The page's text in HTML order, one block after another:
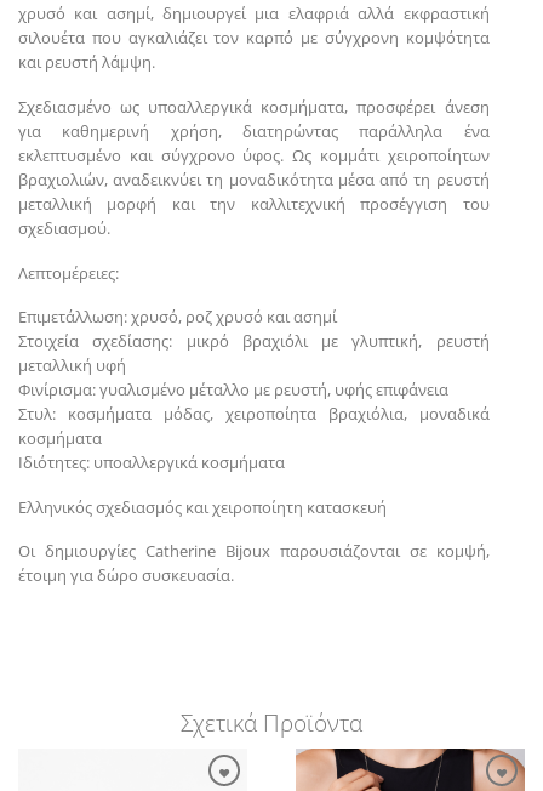
χρυσό και ασημί, δημιουργεί μια ελαφριά αλλά εκφραστική
σιλουέτα που αγκαλιάζει τον καρπό με σύγχρονη κομψότητα
και ρευστή λάμψη.
Σχεδιασμένο ως υποαλλεργικά κοσμήματα, προσφέρει άνεση
για καθημερινή χρήση, διατηρώντας παράλληλα ένα
εκλεπτυσμένο και σύγχρονο ύφος. Ως κομμάτι χειροποίητων
βραχιολιών, αναδεικνύει τη μοναδικότητα μέσα από τη ρευστή
μεταλλική μορφή και την καλλιτεχνική προσέγγιση του
σχεδιασμού.
Λεπτομέρειες:
Επιμετάλλωση: χρυσό, ροζ χρυσό και ασημί
Στοιχεία σχεδίασης: μικρό βραχιόλι με γλυπτική, ρευστή
μεταλλική υφή
Φινίρισμα: γυαλισμένο μέταλλο με ρευστή, υφής επιφάνεια
Στυλ: κοσμήματα μόδας, χειροποίητα βραχιόλια, μοναδικά
κοσμήματα
Ιδιότητες: υποαλλεργικά κοσμήματα
Ελληνικός σχεδιασμός και χειροποίητη κατασκευή
Οι δημιουργίες Catherine Bijoux παρουσιάζονται σε κομψή,
έτοιμη για δώρο συσκευασία.
Σχετικά Προϊόντα